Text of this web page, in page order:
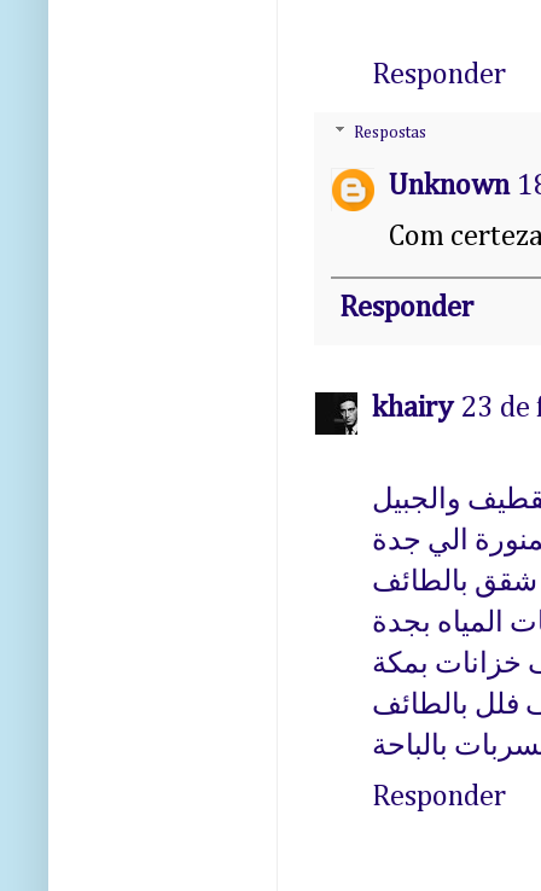
Responder
Respostas
Unknown
Com
Responder
khairy 23 de
والجبيل
الي جدة
بالطائف
المياه بجدة
خزانات بمكة
فلل بالطائف
بالباحة
Responder